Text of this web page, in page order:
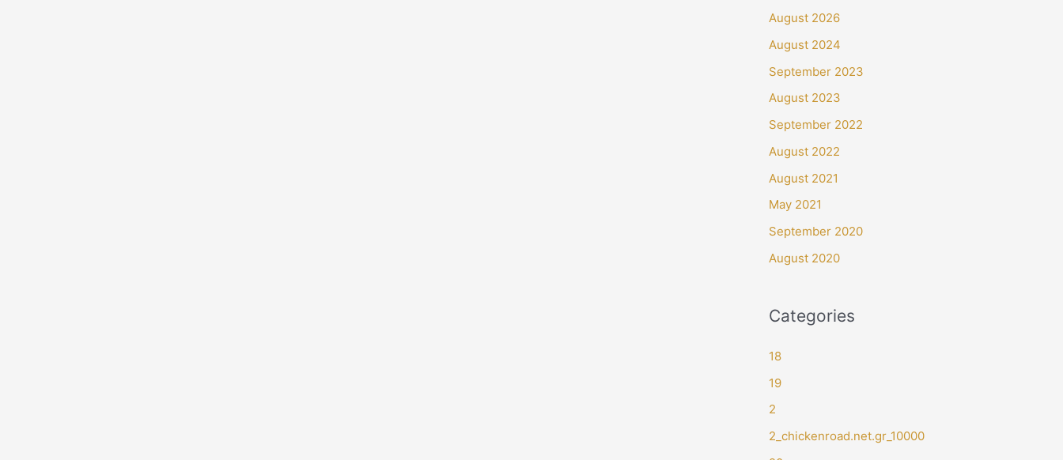
August 2026
August 2024
September 2023
August 2023
September 2022
August 2022
August 2021
May 2021
September 2020
August 2020
Categories
18
19
2
2_chickenroad.net.gr_10000